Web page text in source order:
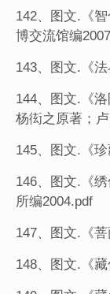
142、图文.《
博交流馆编
143、图文.《
144、图文.《
杨衒之原著；
145、图文.《
146、图文.《
所编2004.pdf
147、图文.《
148、图文.《